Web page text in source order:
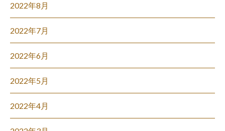
2022年8月
2022年7月
2022年6月
2022年5月
2022年4月